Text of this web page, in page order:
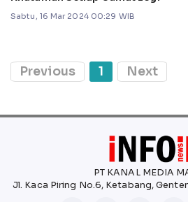
Sabtu, 16 Mar 2024 00:29 WIB
Previous 1 Next
PT KANAL MEDIA
Jl. Kaca Piring No.6, Ketabang,